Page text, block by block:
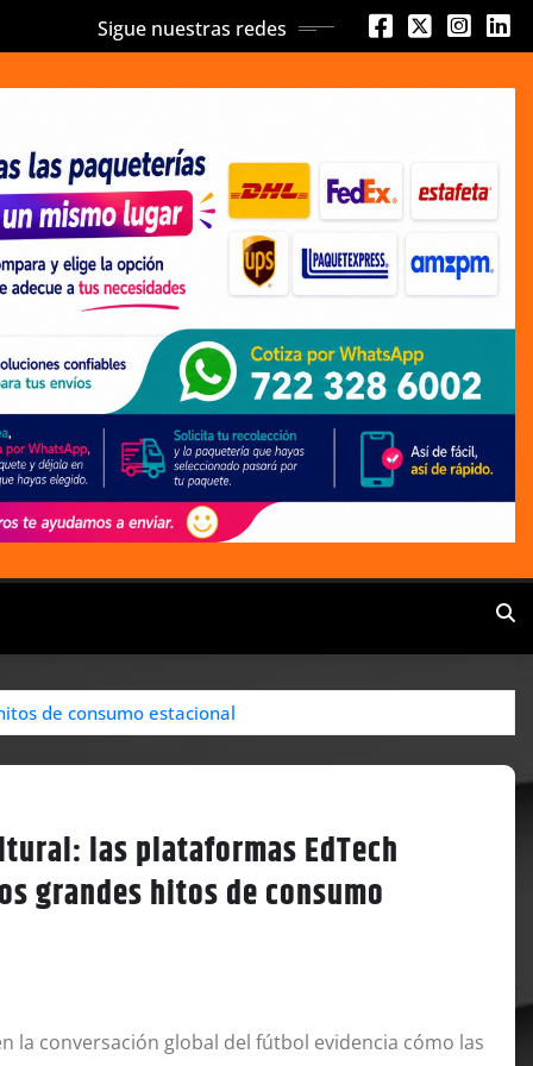
Sigue nuestras redes
de consumo estacional
las plataformas EdTech
grandes hitos de consumo
la conversación global del fútbol evidencia cómo las